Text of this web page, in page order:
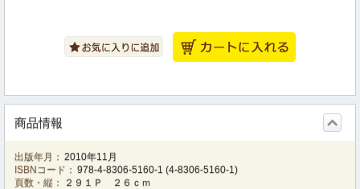
商品情報
出版年月： 2010年11月
ISBNコード： 978-4-8306-5160-1 (4-8306-5160-1)
頁数・縦：
２９１Ｐ ２６ｃｍ